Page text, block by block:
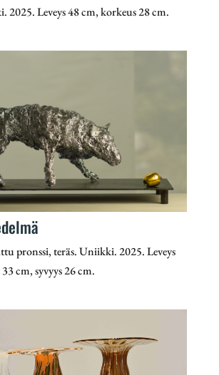
2025. Leveys 48 cm, korkeus 28 cm.
pronssi, teräs. Uniikki. 2025. Leveys
cm, syvyys 26 cm.